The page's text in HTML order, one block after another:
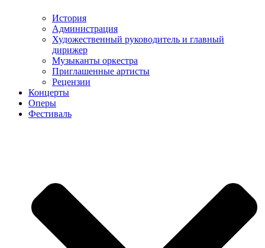
История
Администрация
Художественный руководитель и главный
дирижер
Музыканты оркестра
Приглашенные артисты
Рецензии
Концерты
Оперы
Фестиваль